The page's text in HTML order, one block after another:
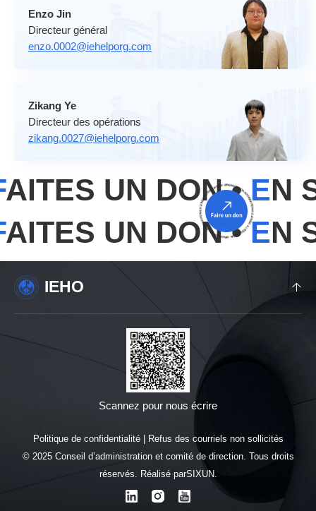
Enzo Jin
Directeur général
enzo.0002@iehelporg.com
Zikang Ye
Directeur des opérations
zikang.0027@iehelporg.com
UN DON •EN
UN DON •EN
IEHO
Scannez pour nous écrire
Politique de confidentialité | Refus des courriels non sollicités
© 2025 Conseil d’administration et comité de direction. Tous droits
réservés. Réalisé parSIXUN.